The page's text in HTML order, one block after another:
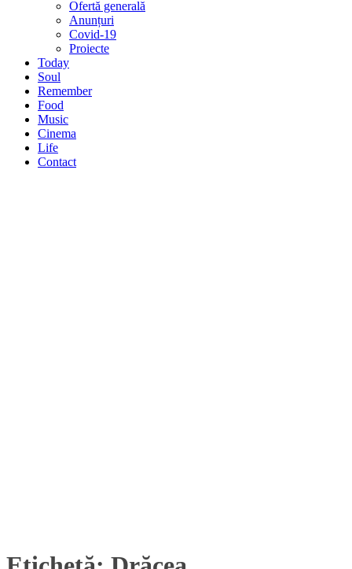
Ofertă generală
Anunțuri
Covid-19
Proiecte
Today
Soul
Remember
Food
Music
Cinema
Life
Contact